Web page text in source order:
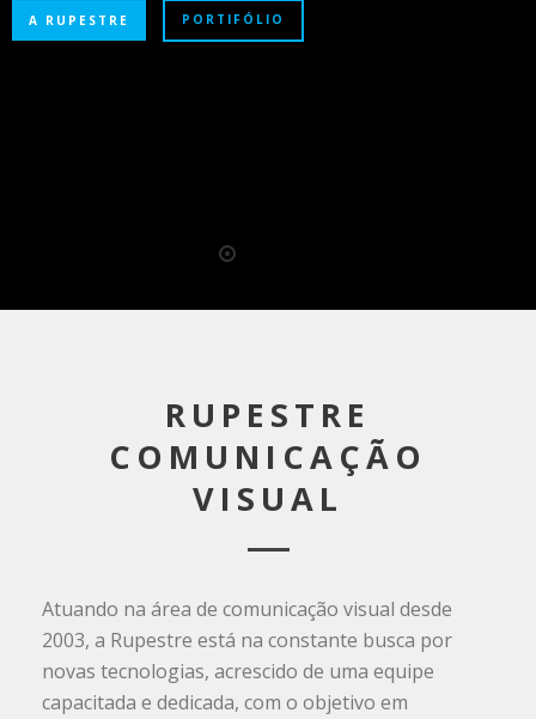
A RUPESTRE PORTIFÓLIO
RUPESTRE
COMUNICAÇÃO
VISUAL
Atuando na área de comunicação visual desde
2003, a Rupestre está na constante busca por
novas tecnologias, acrescido de uma equipe
capacitada e dedicada, com o objetivo em